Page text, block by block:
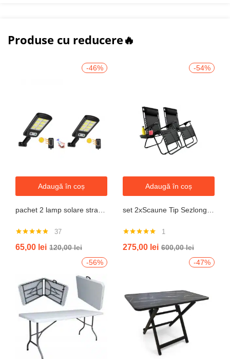
Produse cu reducere🔥
-46%
Adaugă în coș
pachet 2 lamp solare stradale 2×160 de leduri, senzor de miscare
4.76din 5
37
65,00 lei 120,00lei
-54%
Adaugă în coș
set 2xScaune Tip Sezlong Pliabil Gravitatie Zero Pentru Terasa, Gradina Sau Plaja , Tetiera, Suport Bauturi, Reglabil, Negru
5.00din 5
1
275,00 lei 600,00lei
-56%
-47%